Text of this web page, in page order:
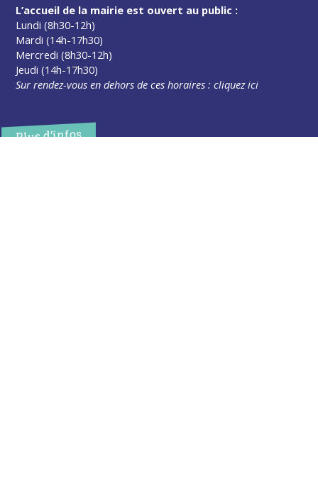
L’accueil de la mairie est ouvert au public :
Lundi (8h30-12h)
Mardi (14h-17h30)
Mercredi (8h30-12h)
Jeudi (14h-17h30)
Sur rendez-vous en dehors de ces horaires :cliquez ici
Plus d’infos